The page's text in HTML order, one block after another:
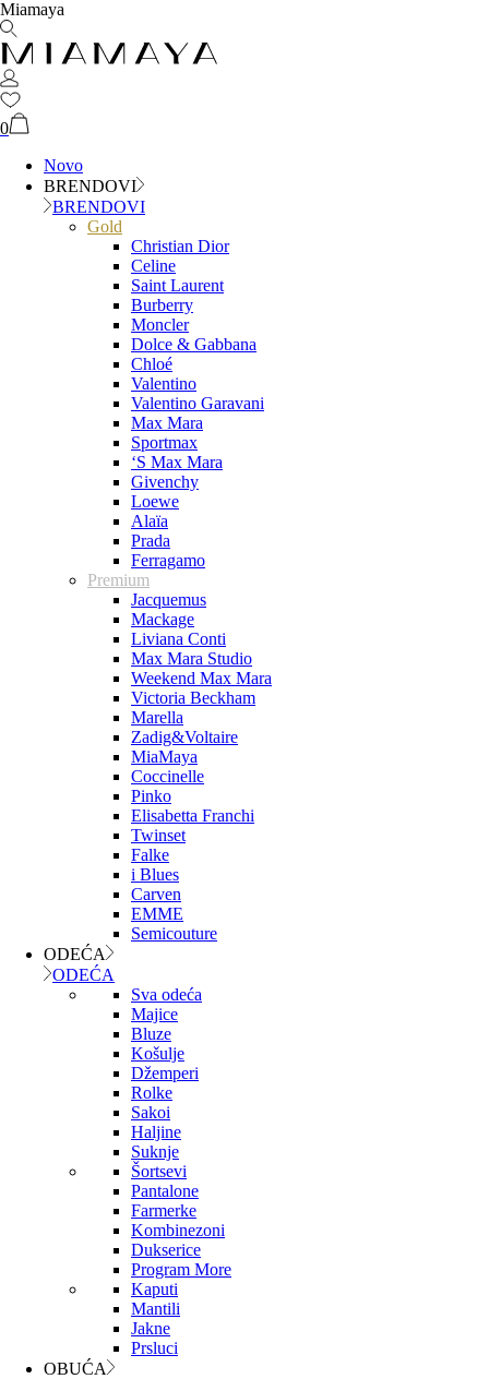
Miamaya
0
Novo
BRENDOVI
BRENDOVI
Gold
Christian Dior
Celine
Saint Laurent
Burberry
Moncler
Dolce & Gabbana
Chloé
Valentino
Valentino Garavani
Max Mara
Sportmax
‘S Max Mara
Givenchy
Loewe
Alaïa
Prada
Ferragamo
Premium
Jacquemus
Mackage
Liviana Conti
Max Mara Studio
Weekend Max Mara
Victoria Beckham
Marella
Zadig&Voltaire
MiaMaya
Coccinelle
Pinko
Elisabetta Franchi
Twinset
Falke
i Blues
Carven
EMME
Semicouture
ODEĆA
ODEĆA
Sva odeća
Majice
Bluze
Košulje
Džemperi
Rolke
Sakoi
Haljine
Suknje
Šortsevi
Pantalone
Farmerke
Kombinezoni
Dukserice
Program More
Kaputi
Mantili
Jakne
Prsluci
OBUĆA